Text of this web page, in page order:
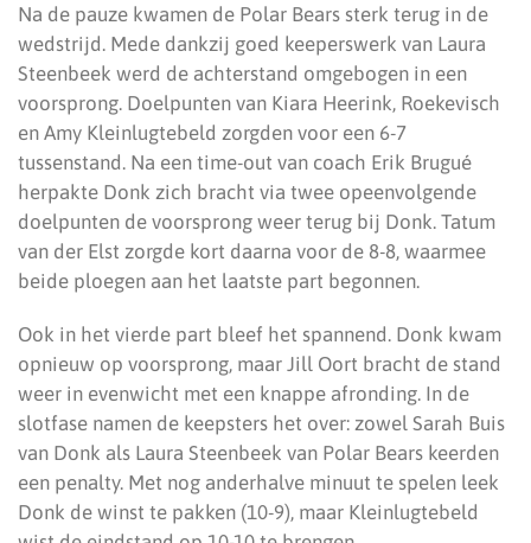
Na de pauze kwamen de Polar Bears sterk terug in de
wedstrijd. Mede dankzij goed keeperswerk van Laura
Steenbeek werd de achterstand omgebogen in een
voorsprong. Doelpunten van Kiara Heerink, Roekevisch
en Amy Kleinlugtebeld zorgden voor een 6-7
tussenstand. Na een time-out van coach Erik Brugué
herpakte Donk zich bracht via twee opeenvolgende
doelpunten de voorsprong weer terug bij Donk. Tatum
van der Elst zorgde kort daarna voor de 8-8, waarmee
beide ploegen aan het laatste part begonnen.
Ook in het vierde part bleef het spannend. Donk kwam
opnieuw op voorsprong, maar Jill Oort bracht de stand
weer in evenwicht met een knappe afronding. In de
slotfase namen de keepsters het over: zowel Sarah Buis
van Donk als Laura Steenbeek van Polar Bears keerden
een penalty. Met nog anderhalve minuut te spelen leek
Donk de winst te pakken (10-9), maar Kleinlugtebeld